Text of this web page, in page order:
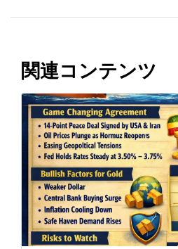
関連コンテンツ